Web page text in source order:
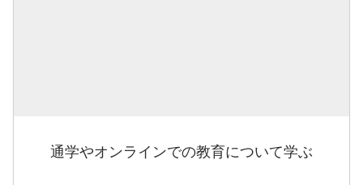
通学やオンラインでの教育について学ぶ